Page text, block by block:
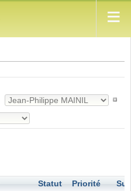
Statut Priorité